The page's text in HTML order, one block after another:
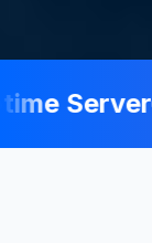
Server